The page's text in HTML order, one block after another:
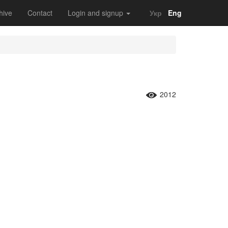
Contact Login and signup Укр Eng
2012